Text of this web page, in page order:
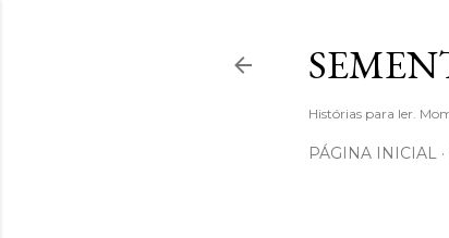
Histórias para ler.
PÁGINA INICIAL